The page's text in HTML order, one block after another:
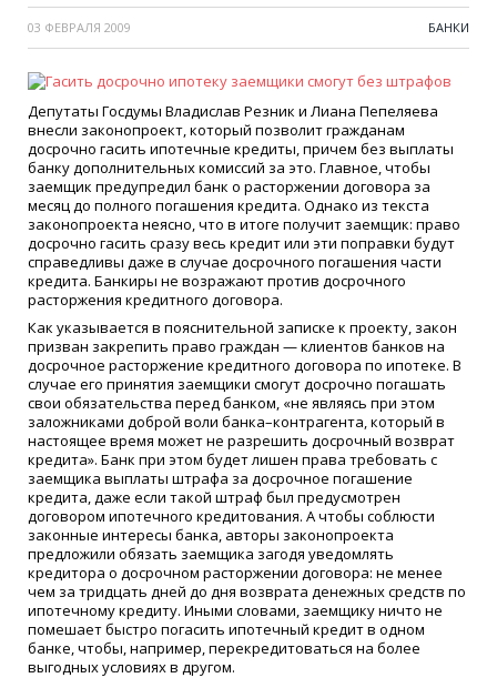
03 ФЕВРАЛЯ 2009 БАНКИ
Депутаты Госдумы Владислав Резник и Лиана Пепеляева
внесли законопроект, который позволит гражданам
досрочно гасить ипотечные кредиты, причем без выплаты
банку дополнительных комиссий за это. Главное, чтобы
заемщик предупредил банк о расторжении договора за
месяц до полного погашения кредита. Однако из текста
законопроекта неясно, что в итоге получит заемщик: право
досрочно гасить сразу весь кредит или эти поправки будут
справедливы даже в случае досрочного погашения части
кредита. Банкиры не возражают против досрочного
расторжения кредитного договора.
Как указывается в пояснительной записке к проекту, закон
призван закрепить право граждан — клиентов банков на
досрочное расторжение кредитного договора по ипотеке. В
случае его принятия заемщики смогут досрочно погашать
свои обязательства перед банком, «не являясь при этом
заложниками доброй воли банка–контрагента, который в
настоящее время может не разрешить досрочный возврат
кредита». Банк при этом будет лишен права требовать с
заемщика выплаты штрафа за досрочное погашение
кредита, даже если такой штраф был предусмотрен
договором ипотечного кредитования. А чтобы соблюсти
законные интересы банка, авторы законопроекта
предложили обязать заемщика загодя уведомлять
кредитора о досрочном расторжении договора: не менее
чем за тридцать дней до дня возврата денежных средств по
ипотечному кредиту. Иными словами, заемщику ничто не
помешает быстро погасить ипотечный кредит в одном
банке, чтобы, например, перекредитоваться на более
выгодных условиях в другом.